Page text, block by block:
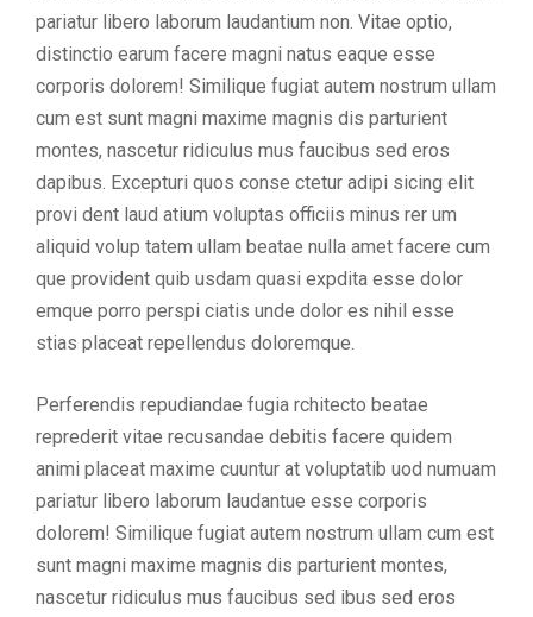
pariatur libero laborum laudantium non. Vitae optio,
distinctio earum facere magni natus eaque esse
corporis dolorem! Similique fugiat autem nostrum ullam
cum est sunt magni maxime magnis dis parturient
montes, nascetur ridiculus mus faucibus sed eros
dapibus. Excepturi quos conse ctetur adipi sicing elit
provi dent laud atium voluptas officiis minus rer um
aliquid volup tatem ullam beatae nulla amet facere cum
que provident quib usdam quasi expdita esse dolor
emque porro perspi ciatis unde dolor es nihil esse
stias placeat repellendus doloremque.
Perferendis repudiandae fugia rchitecto beatae
reprederit vitae recusandae debitis facere quidem
animi placeat maxime cuuntur at voluptatib uod numuam
pariatur libero laborum laudantue esse corporis
dolorem! Similique fugiat autem nostrum ullam cum est
sunt magni maxime magnis dis parturient montes,
nascetur ridiculus mus faucibus sed ibus sed eros